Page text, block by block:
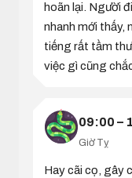
hoãn lại. Người
nhanh mới thấy,
tiếng rất tầm
việc gì cũng
09:00 –
Giờ Tỵ
Hay cãi cọ, gây